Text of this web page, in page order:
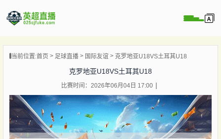
播
像
闻
当前位置:首页 足球直播 国际友谊 克罗地亚U18VS土耳其U18
克罗地亚U18VS土耳其U18
比赛时间：2026年06月04日 17:00